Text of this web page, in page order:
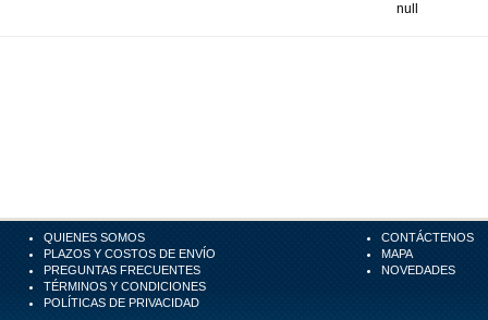
null
QUIENES SOMOS
PLAZOS Y COSTOS DE ENVÍO
PREGUNTAS FRECUENTES
TÉRMINOS Y CONDICIONES
POLÍTICAS DE PRIVACIDAD
CONTÁCTENOS
MAPA
NOVEDADES